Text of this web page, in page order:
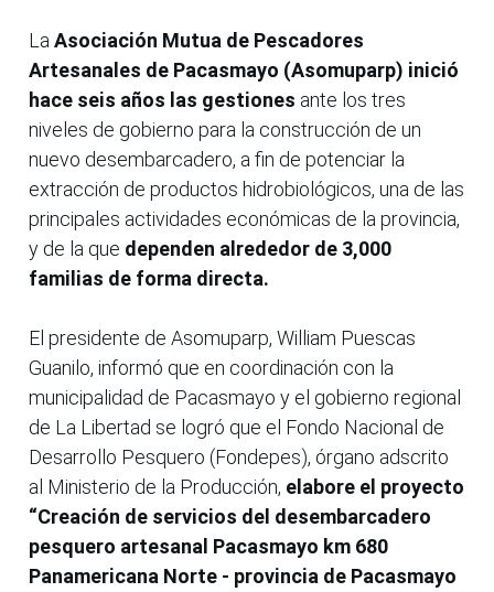
La Asociación Mutua de Pescadores
Artesanales de Pacasmayo (Asomuparp) inició
hace seis años las gestiones ante los tres
niveles de gobierno para la construcción de un
nuevo desembarcadero, a fin de potenciar la
extracción de productos hidrobiológicos, una de las
principales actividades económicas de la provincia,
y de la que dependen alrededor de 3,000
familias de forma directa.
El presidente de Asomuparp, William Puescas
Guanilo, informó que en coordinación con la
municipalidad de Pacasmayo y el gobierno regional
de La Libertad se logró que el Fondo Nacional de
Desarrollo Pesquero (Fondepes), órgano adscrito
al Ministerio de la Producción, elabore el proyecto
“Creación de servicios del desembarcadero
pesquero artesanal Pacasmayo km 680
Panamericana Norte - provincia de Pacasmayo